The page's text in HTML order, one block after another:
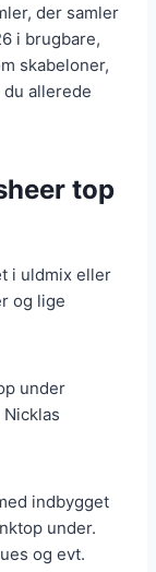
der samler
i brugbare,
skabeloner,
allerede
top
i uldmix eller
og lige
under
indbygget
under.
og evt.